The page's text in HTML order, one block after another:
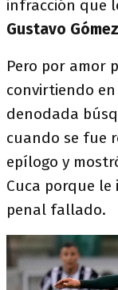
infracción que
Gustavo Gómez
Pero por amor
convirtiendo
denodada
cuando se fue
epílogo y
Cuca porque
penal fallado.